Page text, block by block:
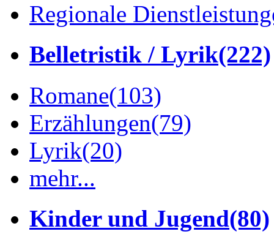
Regionale
Belletristik / Lyrik(222)
Romane(103)
Erzählungen(79)
Lyrik(20)
mehr...
Kinder und Jugend(80)